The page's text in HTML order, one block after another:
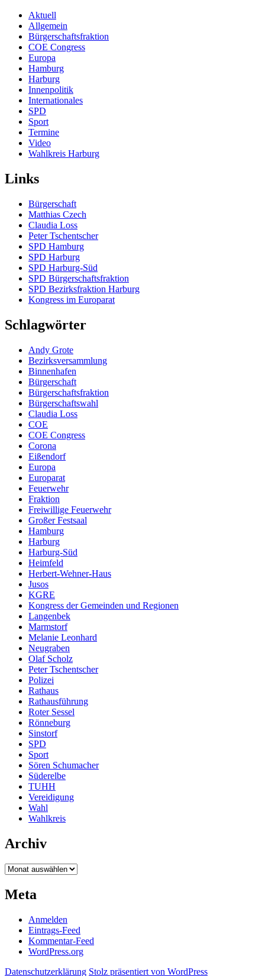
Aktuell
Allgemein
Bürgerschaftsfraktion
COE Congress
Europa
Hamburg
Harburg
Innenpolitik
Internationales
SPD
Sport
Termine
Video
Wahlkreis Harburg
Links
Bürgerschaft
Matthias Czech
Claudia Loss
Peter Tschentscher
SPD Hamburg
SPD Harburg
SPD Harburg-Süd
SPD Bürgerschaftsfraktion
SPD Bezirksfraktion Harburg
Kongress im Europarat
Schlagwörter
Andy Grote
Bezirksversammlung
Binnenhafen
Bürgerschaft
Bürgerschaftsfraktion
Bürgerschaftswahl
Claudia Loss
COE
COE Congress
Corona
Eißendorf
Europa
Europarat
Feuerwehr
Fraktion
Freiwillige Feuerwehr
Großer Festsaal
Hamburg
Harburg
Harburg-Süd
Heimfeld
Herbert-Wehner-Haus
Jusos
KGRE
Kongress der Gemeinden und Regionen
Langenbek
Marmstorf
Melanie Leonhard
Neugraben
Olaf Scholz
Peter Tschentscher
Polizei
Rathaus
Rathausführung
Roter Sessel
Rönneburg
Sinstorf
SPD
Sport
Sören Schumacher
Süderelbe
TUHH
Vereidigung
Wahl
Wahlkreis
Archiv
Archiv
Meta
Anmelden
Eintrags-Feed
Kommentar-Feed
WordPress.org
Datenschutzerklärung Stolz präsentiert von WordPress